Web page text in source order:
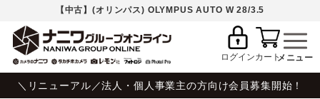
【中古】(オリンパス) OLYMPUS AUTO W 28/3.5
ログインカート
＼リニューアル／法人・個人事業主の方向け会員募集開始！